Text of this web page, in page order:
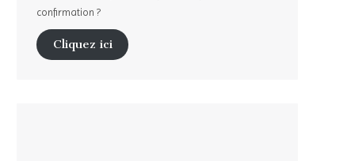
confirmation ?
Cliquez ici